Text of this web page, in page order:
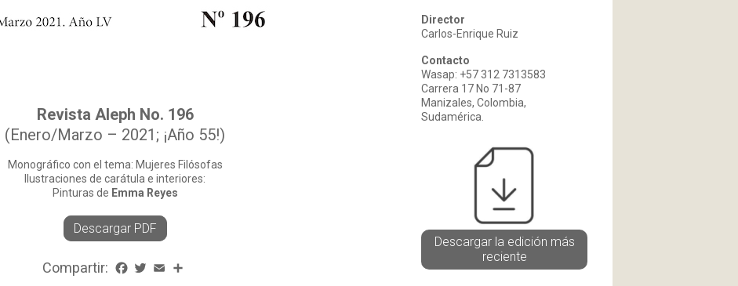
Revista Aleph No. 196
(Enero/Marzo – 2021; ¡Año 55!)
Monográfico con el tema: Mujeres Filósofas
Ilustraciones de carátula e interiores:
Pinturas de Emma Reyes
Descargar PDF
Compartir: Facebook
Twitter
Email
Director
Carlos-Enrique Ruiz
Contacto
Wasap: +57 312 7313583
Carrera 17 No 71-87
Manizales, Colombia,
Sudamérica.
Descargar la edición más
reciente